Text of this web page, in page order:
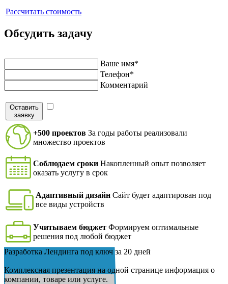
Рассчитать стоимость
Обсудить задачу
Ваше имя*
Телефон*
Комментарий
Оставить
заявку
+500 проектов За годы работы реализовали
множество проектов
Соблюдаем сроки Накопленный опыт позволяет
оказать услугу в срок
Адаптивный дизайн Сайт будет адаптирован под
все виды устройств
Учитываем бюджет Формируем оптимальные
решения под любой бюджет
Разработка Лендинга под ключ за 20 дней
Комплексная презентация на одной странице информация о
компании, товаре или услуге.